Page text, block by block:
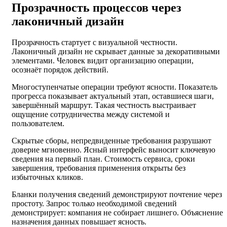
Прозрачность процессов через
лаконичный дизайн
Прозрачность стартует с визуальной честности.
Лаконичный дизайн не скрывает данные за декоративными
элементами. Человек видит организацию операции,
осознаёт порядок действий.
Многоступенчатые операции требуют ясности. Показатель
прогресса показывает актуальный этап, оставшиеся шаги,
завершённый маршрут. Такая честность выстраивает
ощущение сотрудничества между системой и
пользователем.
Скрытые сборы, непредвиденные требования разрушают
доверие мгновенно. Ясный интерфейс выносит ключевую
сведения на первый план. Стоимость сервиса, сроки
завершения, требования применения открыты без
избыточных кликов.
Бланки получения сведений демонстрируют почтение через
простоту. Запрос только необходимой сведений
демонстрирует: компания не собирает лишнего. Объяснение
назначения данных повышает ясность.